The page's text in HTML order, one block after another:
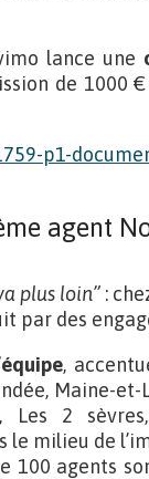
lance une
de 1000
agent
plus loin” :
par des
,
Maine-
2 sèvres,
le milieu de
100 agents